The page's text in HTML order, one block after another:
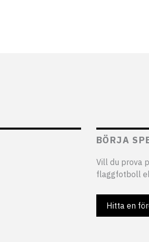
BÖRJA
Vill du prova
flaggfotboll
Hitta en